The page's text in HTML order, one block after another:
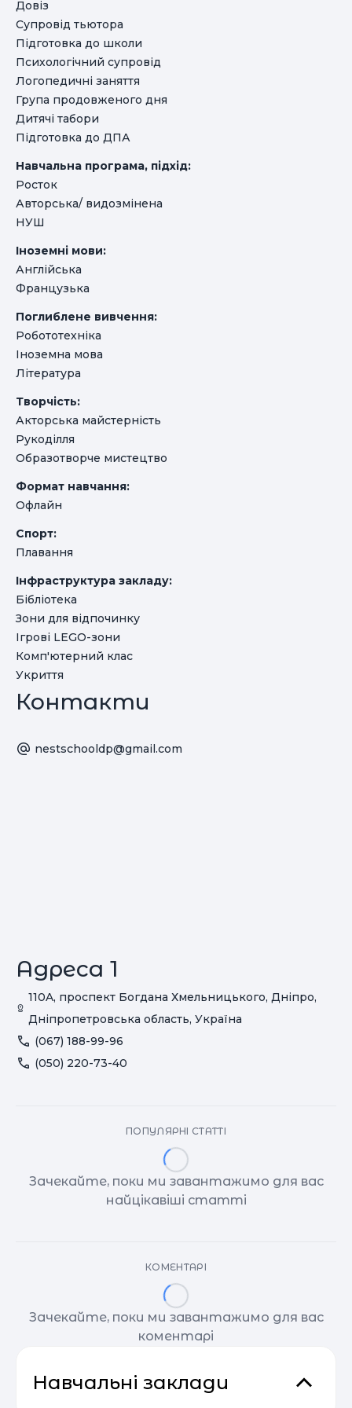
Довіз
Супровід тьютора
Підготовка до школи
Психологічний супровід
Логопедичні заняття
Група продовженого дня
Дитячі табори
Підготовка до ДПА
Навчальна програма, підхід:
Росток
Авторська/ видозмінена
НУШ
Іноземні мови:
Англійська
Французька
Поглиблене вивчення:
Робототехніка
Іноземна мова
Література
Творчість:
Акторська майстерність
Рукоділля
Образотворче мистецтво
Формат навчання:
Офлайн
Спорт:
Плавання
Інфраструктура закладу:
Бібліотека
Зони для відпочинку
Ігрові LEGO-зони
Комп'ютерний клас
Укриття
Контакти
nestschooldp@gmail.com
Адреса 1
110A, проспект Богдана Хмельницького, Дніпро,
Дніпропетровська область, Україна
(067) 188-99-96
(050) 220-73-40
ПОПУЛЯРНІ СТАТТІ
Зачекайте, поки ми завантажимо для вас
найцікавіші статті
КОМЕНТАРІ
Зачекайте, поки ми завантажимо для вас
коментарі
Навчальні заклади